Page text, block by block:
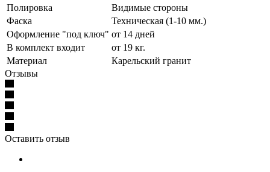
Полировка
Видимые стороны
Фаска
Техническая (1-10 мм.)
Оформление "под ключ" от 14 дней
В комплект входит
от 19 кг.
Материал
Карельский гранит
Отзывы
Оставить отзыв